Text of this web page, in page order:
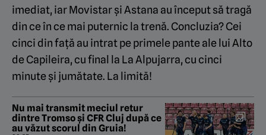
imediat, iar Movistar și Astana au început să tragă
din ce în ce mai puternic la trenă. Concluzia? Cei
cinci din față au intrat pe primele pante ale lui Alto
de Capileira, cu final la La Alpujarra, cu cinci
minute și jumătate. La limită!
Nu mai transmit meciul retur
dintre Tromso și CFR Cluj după ce
au văzut scorul din Gruia!